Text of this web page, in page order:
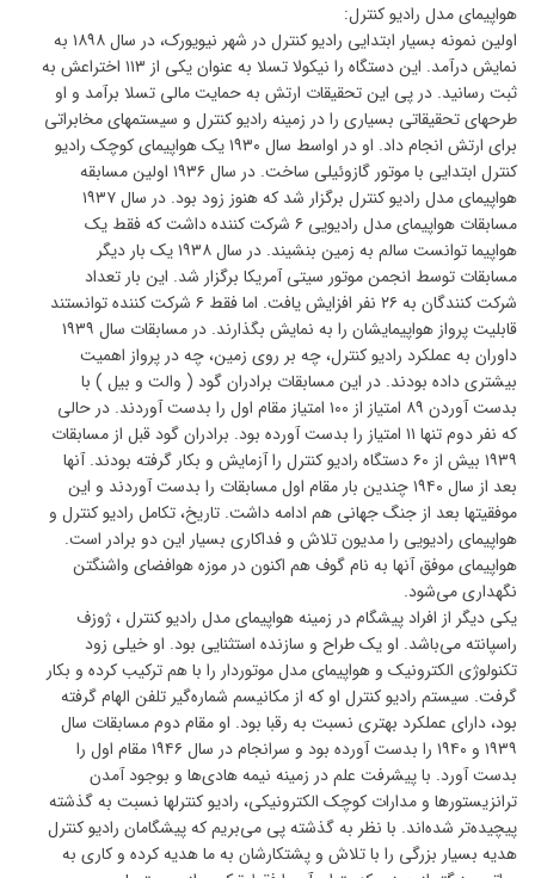
هواپیمای مدل رادیو کنترل:
اولین نمونه بسیار ابتدایی رادیو کنترل در شهر نیویورک، در سال ۱۸۹۸ به
نمایش درآمد. این دستگاه را نیکولا تسلا به عنوان یکی از ۱۱۳ اختراعش به
ثبت رسانید. در پی این تحقیقات ارتش به حمایت مالی تسلا برآمد و او
طرحهای تحقیقاتی بسیاری را در زمینه رادیو کنترل و سیستمهای مخابراتی
برای ارتش انجام داد. او در اواسط سال ۱۹۳۰ یک هواپیمای کوچک رادیو
کنترل ابتدایی با موتور گازوئیلی ساخت. در سال ۱۹۳۶ اولین مسابقه
هواپیمای مدل رادیو کنترل برگزار شد که هنوز زود بود. در سال ۱۹۳۷
مسابقات هواپیمای مدل رادیویی ۶ شرکت کننده داشت که فقط یک
هواپیما توانست سالم به زمین بنشیند. در سال ۱۹۳۸ یک بار دیگر
مسابقات توسط انجمن موتور سیتی آمریکا برگزار شد. این بار تعداد
شرکت کنندگان به ۲۶ نفر افزایش یافت. اما فقط ۶ شرکت کننده توانستند
قابلیت پرواز هواپیمایشان را به نمایش بگذارند. در مسابقات سال ۱۹۳۹
داوران به عملکرد رادیو کنترل، چه بر روی زمین، چه در پرواز اهمیت
بیشتری داده بودند. در این مسابقات برادران گود ( والت و بیل ) با
بدست آوردن ۸۹ امتیاز از ۱۰۰ امتیاز مقام اول را بدست آوردند. در حالی
که نفر دوم تنها ۱۱ امتیاز را بدست آورده بود. برادران گود قبل از مسابقات
۱۹۳۹ بیش از ۶۰ دستگاه رادیو کنترل را آزمایش و بکار گرفته بودند. آنها
بعد از سال ۱۹۴۰ چندین بار مقام اول مسابقات را بدست آوردند و این
موفقیتها بعد از جنگ جهانی هم ادامه داشت. تاریخ، تکامل رادیو کنترل و
هواپیمای رادیویی را مدیون تلاش و فداکاری بسیار این دو برادر است.
هواپیمای موفق آنها به نام گوف هم اکنون در موزه هوافضای واشنگتن
نگهداری می‌شود.
یکی دیگر از افراد پیشگام در زمینه هواپیمای مدل رادیو کنترل ، ژوزف
راسپانته می‌باشد. او یک طراح و سازنده استثنایی بود. او خیلی زود
تکنولوژی الکترونیک و هواپیمای مدل موتوردار را با هم ترکیب کرده و بکار
گرفت. سیستم رادیو کنترل او که از مکانیسم شماره‌گیر تلفن الهام گرفته
بود، دارای عملکرد بهتری نسبت به رقبا بود. او مقام دوم مسابقات سال
۱۹۳۹ و ۱۹۴۰ را بدست آورده بود و سرانجام در سال ۱۹۴۶ مقام اول را
بدست آورد. با پیشرفت علم در زمینه نیمه هادی‌ها و بوجود آمدن
ترانزیستورها و مدارات کوچک الکترونیکی، رادیو کنترلها نسبت به گذشته
پیچیده‌تر شده‌اند. با نظر به گذشته پی می‌بریم که پیشگامان رادیو کنترل
هدیه بسیار بزرگی را با تلاش و پشتکارشان به ما هدیه کرده و کاری به